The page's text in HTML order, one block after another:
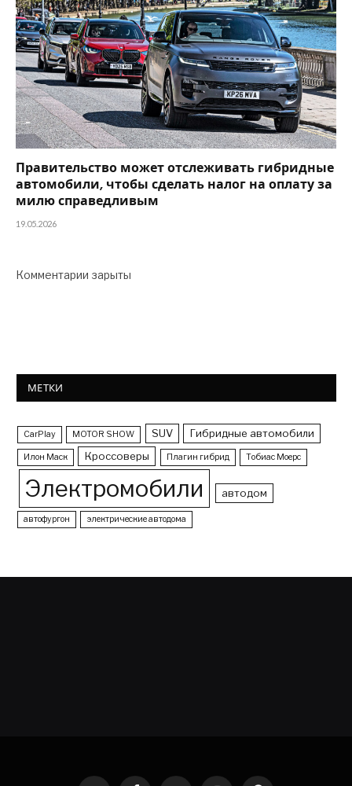
Правительство может отслеживать гибридные
автомобили, чтобы сделать налог на оплату за
милю справедливым
19.05.2026
Комментарии зарыты
МЕТКИ
CarPlay MOTOR SHOW SUV Гибридные автомобили
Илон Маск Кроссоверы Плагин гибрид Тобиас Моерс
Электромобили автодом
автофургон электрические автодома